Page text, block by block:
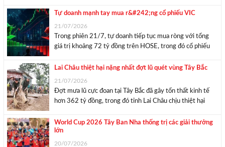
Ngày 22/7, Tập đoàn FLC đã công bố ...
Tự doanh mạnh tay mua r&#242;ng cổ phiếu VIC
21/07/2026
Trong phiên 21/7, tự doanh tiếp tục mua ròng với tổng
giá trị khoảng 72 tỷ đồng trên HOSE, trong đó cổ phiếu
gần 44 điểm, áp lực bán hạ nhiệt ...
Lai Châu thiệt hại nặng nhất đợt lũ quét vùng Tây Bắc
21/07/2026
Đợt mưa lũ cực đoan tại Tây Bắc đã gây tổn thất kinh tế
hơn 362 tỷ đồng, trong đó tỉnh Lai Châu chịu thiệt hại
sản bị cuốn trôi. Các ...
World Cup 2026 Tây Ban Nha thống trị các giải thưởng
lớn
20/07/2026